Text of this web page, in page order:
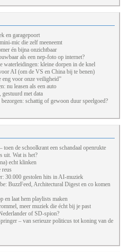
en garagepoort
mic die zelf meeneemt
én bijna onzichtbaar
als een nep-foto op internet?
waterleidingen: kleine dorpen in de knel
AI (om de VS en China bij te benen)
eng voor onze veiligheid”
nu leasen als een auto
met data
schattig of gewoon duur speelgoed?
de schoolkrant een schandaal openrukte
uit. Wat is het?
echt klinken
reus
30.000 gestolen hits in AI-muziek
BuzzFeed, Architectural Digest en co komen
en laat hem playlists maken
meer muziek die écht bij je past
of SD-spion?
– van serieuze politicus tot koning van de